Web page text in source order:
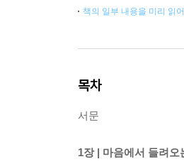
책의 일부 내용을 미리 읽
목차
서문
1장 | 마음에서 들려오